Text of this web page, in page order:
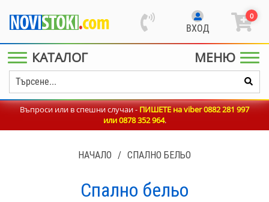
ВХОД
0
КАТАЛОГ МЕНЮ
Въпроси или в спешни случаи -ПИШЕТЕ на viber 0882 281 997
или0878 352 964.
НАЧАЛО / СПАЛНО БЕЛЬО
Спално бельо